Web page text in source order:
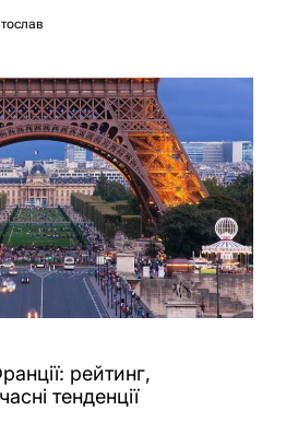
рейтинг,
тенденції